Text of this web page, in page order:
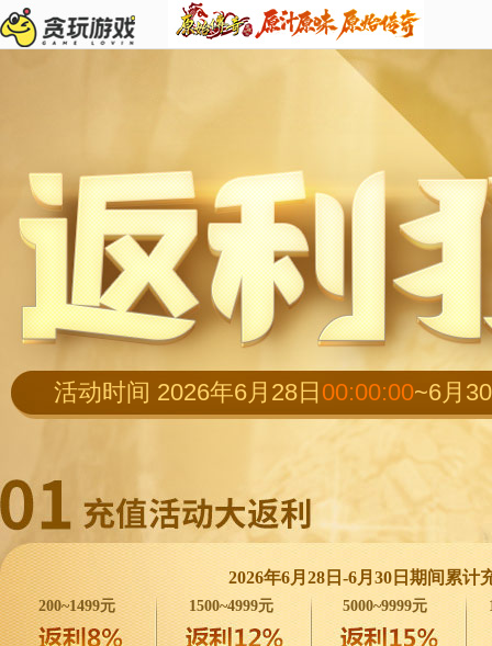
活动时间 2026年6月28日 00:00:00~6月
2026年6月28日-6月30日 期间累计
200~1499元 1500~4999元 5000~9999元